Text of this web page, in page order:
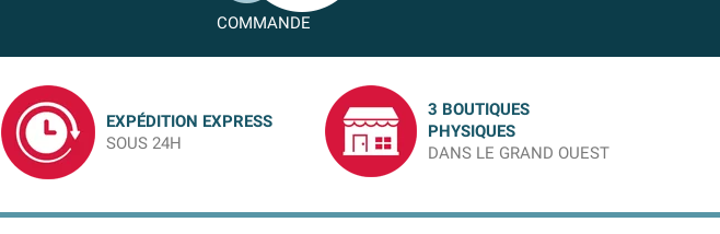
COMMANDE
EXPÉDITION EXPRESS
SOUS 24H
3 BOUTIQUES
PHYSIQUES
DANS LE GRAND OUEST